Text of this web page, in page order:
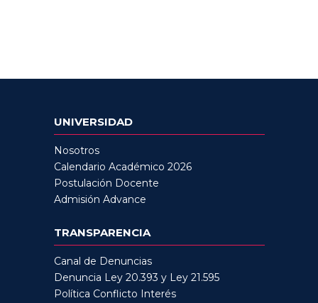
UNIVERSIDAD
Nosotros
Calendario Académico 2026
Postulación Docente
Admisión Advance
TRANSPARENCIA
Canal de Denuncias
Denuncia Ley 20.393 y Ley 21.595
Política Conflicto Interés